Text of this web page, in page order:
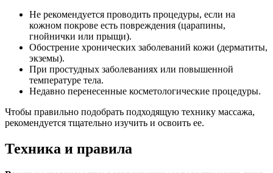
Не рекомендуется проводить процедуры, если на
кожном покрове есть повреждения (царапины,
гнойнички или прыщи).
Обострение хронических заболеваний кожи (дерматиты,
экземы).
При простудных заболеваниях или повышенной
температуре тела.
Недавно перенесенные косметологические процедуры.
Чтобы правильно подобрать подходящую технику массажа,
рекомендуется тщательно изучить и освоить ее.
Техника и правила